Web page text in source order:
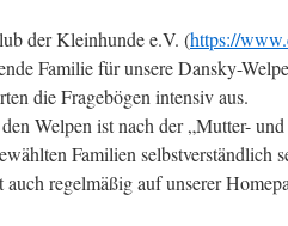
der Kleinhunde e.V. (https://
Familie für unsere Dansky-
die Fragebögen intensiv aus.
Welpen ist nach der „Mutter-
Familien selbstverständlich
regelmäßig auf unserer